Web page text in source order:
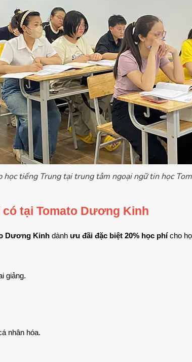
học tiếng Trung tại trung tâm ngoại ngữ tin học
tại Tomato Dương Kinh
Dương Kinh dành ưu đãi đặc biệt 20% học phí cho
giảng.
nhân hóa.